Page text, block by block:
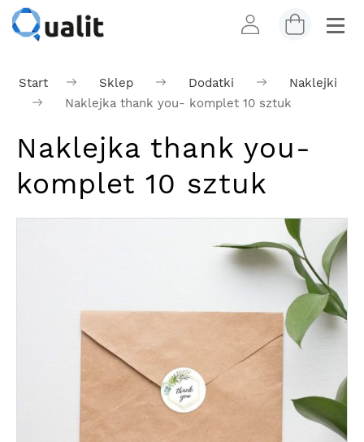
Start Sklep Dodatki
Naklejki
Naklejka thank you- komplet 10 sztuk
Naklejka thank you-
komplet 10 sztuk